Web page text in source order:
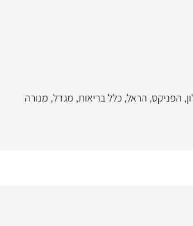
, הפניקס, הראל, כלל בריאות, מגדל, מנורה